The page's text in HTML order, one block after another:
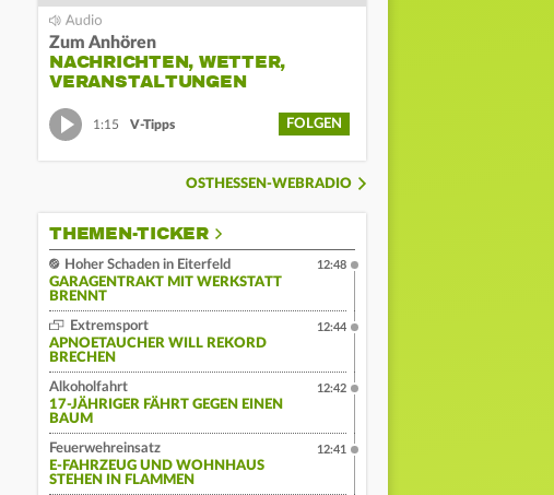
Zum Anhören
NACHRICHTEN, WETTER,
VERANSTALTUNGEN
1:15 V-Tipps FOLGEN
OSTHESSEN-WEBRADIO
THEMEN-TICKER
Hoher Schaden in Eiterfeld
GARAGENTRAKT MIT WERKSTATT
BRENNT
12:48
Extremsport
APNOETAUCHER WILL REKORD
BRECHEN
12:44
Alkoholfahrt
17-JÄHRIGER FÄHRT GEGEN EINEN
BAUM
12:42
Feuerwehreinsatz
E-FAHRZEUG UND WOHNHAUS
STEHEN IN FLAMMEN
12:41